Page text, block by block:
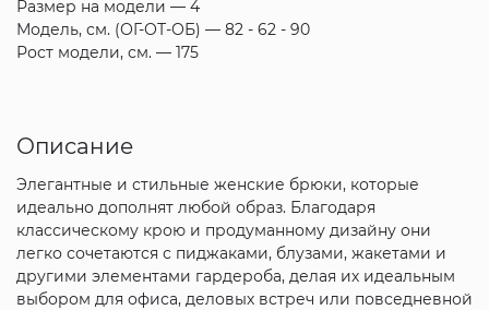
Размер на модели — 4
Модель, см. (ОГ-ОТ-ОБ) — 82 - 62 - 90
Рост модели, см. — 175
Описание
Элегантные и стильные женские брюки, которые
идеально дополнят любой образ. Благодаря
классическому крою и продуманному дизайну они
легко сочетаются с пиджаками, блузами, жакетами и
другими элементами гардероба, делая их идеальным
выбором для офиса, деловых встреч или повседневной